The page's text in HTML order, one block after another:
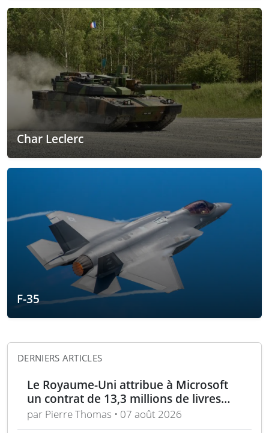
Char Leclerc
F-35
DERNIERS ARTICLES
Le Royaume-Uni attribue à Microsoft
un contrat de 13,3 millions de livres
pour l’analyse des menaces
par Pierre Thomas • 07 août 2026